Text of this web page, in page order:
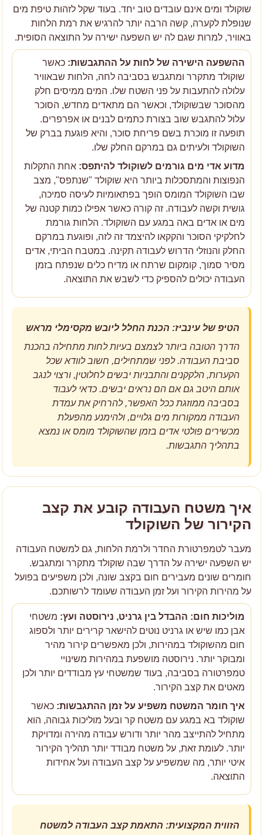
שוקולד ומים אינם עובדים טוב יחד. בעוד שקל לזהות טיפת מים
שנופלת לקערה, קשה הרבה יותר להרגיש את רמת הלחות
באוויר, למרות שגם לה יש השפעה ישירה על התוצאה הסופית.
ההשפעה הישירה של לחות על ההתגבשות: כאשר
שוקולד מתקרר ומתגבש בסביבה לחה, הלחות שבאוויר
עלולה להתעבות על פני השטח שלו. המים ממיסים חלק
מהסוכר שבשוקולד, וכאשר הם מתאדים מחדש, הסוכר
עלול להתגבש שוב בצורת כתמים לבנים או אפרפרים.
תופעה זו מוכרת בשם פריחת סוכר, והיא פוגעת בברק של
השוקולד ולעיתים גם במרקם החלק שלו.
מדוע אדי מים גורמים לשוקולד להיתפס: אחת התקלות
הנפוצות והמתסכלות ביותר היא שוקולד "שנתפס", מצב
שבו השוקולד המומס הופך בפתאומיות לעיסה סמיכה,
גושית וקשה לעבודה. זה קורה כאשר אפילו כמות קטנה של
מים או אדים באה במגע עם השוקולד. הלחות גורמת
לחלקיקי הסוכר והקקאו להיצמד זה לזה, ופוגעת במרקם
החלק והנוזלי הדרוש לעבודה תקינה. במטבח הביתי, אדים
מסיר סמוך, קומקום שרתח או מדיח כלים שנפתח בזמן
העבודה יכולים להספיק כדי לשבש את התוצאה.
הטיפ של עינביז: הכנת החלל ליובש מקסימלי מראש
הדרך הטובה ביותר לצמצם בעיות לחות מתחילה בהכנת
סביבת העבודה. לפני שמתחילים, חשוב לוודא שכל
הקערות, הלקקנים והתבניות יבשים לחלוטין, ורצוי לנגב
אותם היטב גם אם הם נראים יבשים. כדאי לעבוד
בסביבה ממוזגת ככל האפשר, להרחיק את עמדת
העבודה ממקורות מים גלויים, ולהימנע מהפעלת
מכשירים פולטי אדים בזמן שהשוקולד מומס או נמצא
בתהליך התגבשות.
איך משטח העבודה קובע את קצב
הקירור של השוקולד
מעבר לטמפרטורת החדר ולרמת הלחות, גם למשטח העבודה
יש השפעה ישירה על הדרך שבה שוקולד מתקרר ומתגבש.
חומרים שונים מעבירים חום בקצב שונה, ולכן משפיעים בפועל
על מהירות הקירור ועל זמן העבודה שעומד לרשותכם.
מוליכות חום: ההבדל בין גרניט, נירוסטה ועץ: משטחי
אבן כמו שיש או גרניט נוטים להישאר קרירים יותר ולספוג
חום מהשוקולד במהירות, ולכן מאפשרים קירור מהיר
ומבוקר יותר. נירוסטה מושפעת במהירות משינויי
טמפרטורה בסביבה, בעוד שמשטחי עץ מבודדים יותר ולכן
מאטים את קצב הקירור.
איך חומר המשטח משפיע על זמן ההתגבשות: כאשר
שוקולד בא במגע עם משטח קר ובעל מוליכות גבוהה, הוא
מתחיל להתייצב מהר יותר ודורש עבודה מהירה ומדויקת
יותר. לעומת זאת, על משטח מבודד יותר תהליך הקירור
איטי יותר, מה שמשפיע על קצב העבודה ועל אחידות
התוצאה.
הזווית המקצועית: התאמת קצב העבודה למשטח